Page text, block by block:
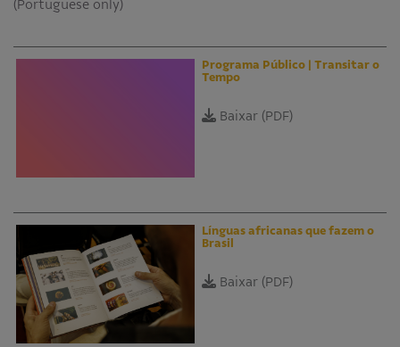
Programa Aprendiz
(Portuguese only)
Programa Público | Transitar o
Tempo
Baixar (PDF)
Línguas africanas que fazem o
Brasil
Baixar (PDF)